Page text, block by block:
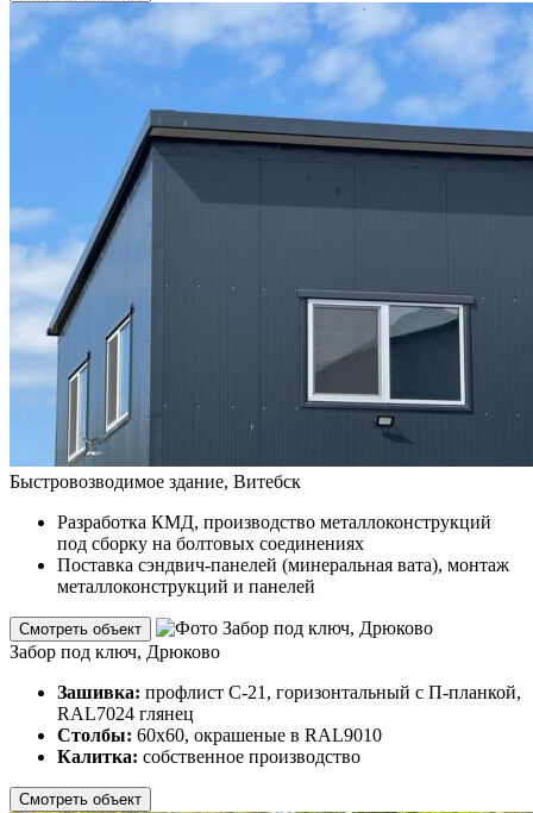
Быстровозводимое здание, Витебск
Разработка КМД, производство металлоконструкций
под сборку на болтовых соединениях
Поставка сэндвич-панелей (минеральная вата), монтаж
металлоконструкций и панелей
Смотреть объект
Забор под ключ, Дрюково
Зашивка: профлист С-21, горизонтальный с П-планкой,
RAL7024 глянец
Столбы: 60х60, окрашеные в RAL9010
Калитка: собственное производство
Смотреть объект